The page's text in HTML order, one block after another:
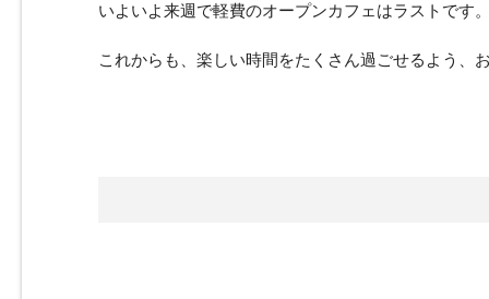
いよいよ来週で軽費のオープンカフェはラストです
これからも、楽しい時間をたくさん過ごせるよう、